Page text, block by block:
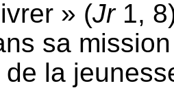
» (Jr1,
sa
la